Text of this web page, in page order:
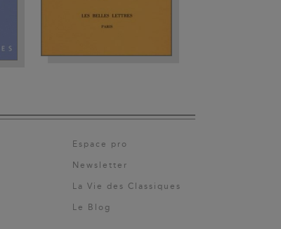
Espace pro
Newsletter
La Vie des Classiques
Le Blog